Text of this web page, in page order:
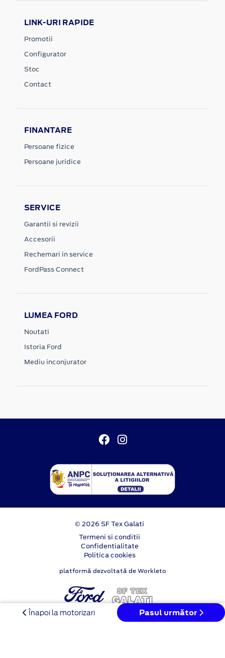
Înapoi la motorizari Pasul următor
LINK-URI RAPIDE
Promotii
Configurator
Stoc
Contact
FINANTARE
Persoane fizice
Persoane juridice
SERVICE
Garantii si revizii
Accesorii
Rechemari in service
FordPass Connect
LUMEA FORD
Noutati
Istoria Ford
Mediu inconjurator
© 2026 SF Tex Galati
Termeni si conditii
Confidentialitate
Politica cookies
platformă dezvoltată de Workleto